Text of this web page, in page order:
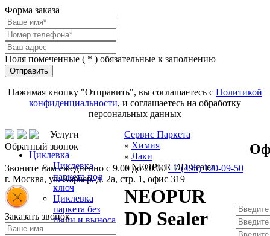
Форма заказа
Поля помеченные ( * ) обязательные к заполнению
Отправить
Нажимая кнопку "Отправить", вы соглашаетесь с Политикой
конфиденциальности, и соглашаетесь на обработку
персональных данных
Обратный звонок
Звоните нам ежедневно с 9.00 до 20.00 +7 (495) 120-09-50
г. Москва, ул. Карьер, д. 2а, стр. 1, офис 319
Заказать звонок
Услуги
Циклевка
Циклевка
паркета под
ключ
Циклевка
паркета без
пыли и выноса
Сервис Паркета
» Химия
» Лаки
» NEOPUR DD Sealer
NEOPUR
DD Sealer